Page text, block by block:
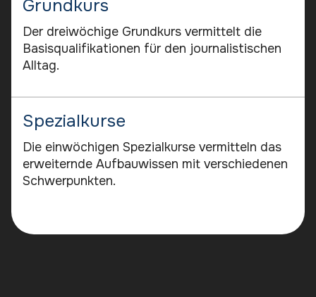
Grundkurs
Der dreiwöchige Grundkurs vermittelt die
Basisqualifikationen für den journalistischen
Alltag.
Spezialkurse
Die einwöchigen Spezialkurse vermitteln das
erweiternde Aufbauwissen mit verschiedenen
Schwerpunkten.